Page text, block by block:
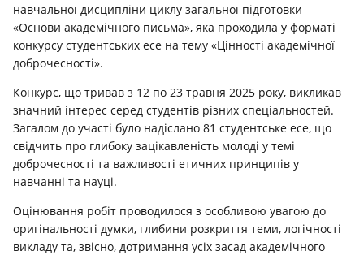
навчальної дисципліни циклу загальної підготовки
«Основи академічного письма», яка проходила у форматі
конкурсу студентських есе на тему «Цінності академічної
доброчесності».
Конкурс, що тривав з 12 по 23 травня 2025 року, викликав
значний інтерес серед студентів різних спеціальностей.
Загалом до участі було надіслано 81 студентське есе, що
свідчить про глибоку зацікавленість молоді у темі
доброчесності та важливості етичних принципів у
навчанні та науці.
Оцінювання робіт проводилося з особливою увагою до
оригінальності думки, глибини розкриття теми, логічності
викладу та, звісно, дотримання усіх засад академічного